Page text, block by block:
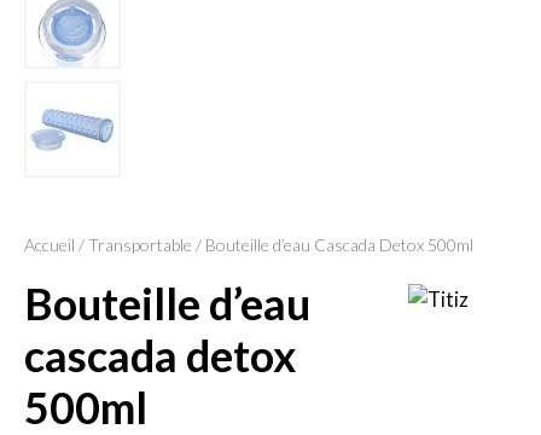
Accueil /Transportable / Bouteille d’eau Cascada Detox 500ml
bouteille d’eau
cascada detox
500ml